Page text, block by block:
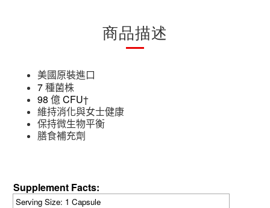
商品描述
美國原裝進口
7種菌株
98 億CFU†
維持消化與女士健康
保持微生物平衡
膳食補充劑
Supplement Facts:
Serving Size: 1 Capsule